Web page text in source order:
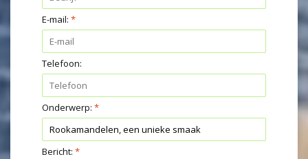
E-mail: *
Telefoon:
Onderwerp: *
Bericht: *